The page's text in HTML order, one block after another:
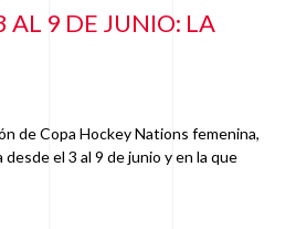
AL 9 DE JUNIO: LA
de Copa Hockey Nations femenina,
el 3 al 9 de junio y en la que